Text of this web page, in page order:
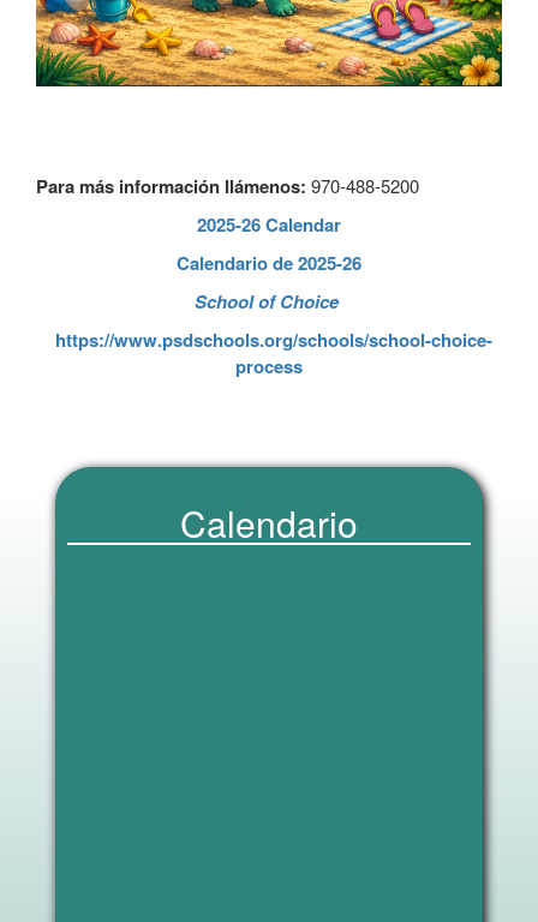
Para más información llámenos: 970-488-5200
2025-26 Calendar
Calendario de 2025-26
School of Choice
https://www.psdschools.org/schools/school-choice-
process
Calendario